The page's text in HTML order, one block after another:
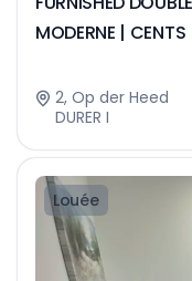
MODERNE | CENTS
2, Op der Heed
DURER I
Louée